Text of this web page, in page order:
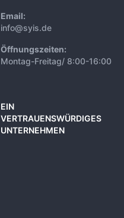
Email:
info@syis.de
Öffnungszeiten:
Montag-Freitag/ 8:00-16:00
EIN
VERTRAUENSWÜRDIGES
UNTERNEHMEN